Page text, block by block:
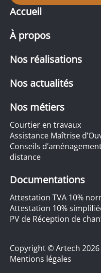
Accueil
À propos
Nos réalisations
Nos actualités
Nos métiers
Courtier en travaux
Assistance Maîtrise
Conseils
distance
Documentations
Attestation TVA 10%
Attestation 10%
PV de Réception de
Copyright © Artech 2026
Mentions légales